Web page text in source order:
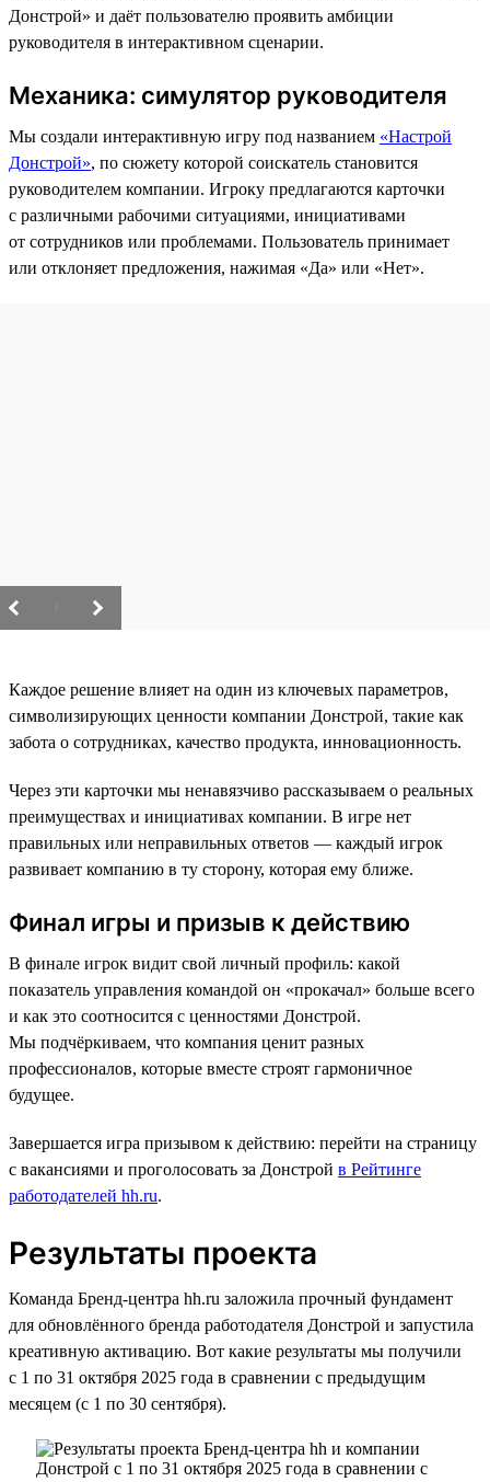
Донстрой» и даёт пользователю проявить амбиции
руководителя в интерактивном сценарии.
Механика: симулятор руководителя
Мы создали интерактивную игру под названием «Настрой
Донстрой», по сюжету которой соискатель становится
руководителем компании. Игроку предлагаются карточки
с различными рабочими ситуациями, инициативами
от сотрудников или проблемами. Пользователь принимает
или отклоняет предложения, нажимая «Да» или «Нет».
Каждое решение влияет на один из ключевых параметров,
символизирующих ценности компании Донстрой, такие как
забота о сотрудниках, качество продукта, инновационность.
Через эти карточки мы ненавязчиво рассказываем о реальных
преимуществах и инициативах компании. В игре нет
правильных или неправильных ответов — каждый игрок
развивает компанию в ту сторону, которая ему ближе.
Финал игры и призыв к действию
В финале игрок видит свой личный профиль: какой
показатель управления командой он «прокачал» больше всего
и как это соотносится с ценностями Донстрой.
Мы подчёркиваем, что компания ценит разных
профессионалов, которые вместе строят гармоничное
будущее.
Завершается игра призывом к действию: перейти на страницу
с вакансиями и проголосовать за Донстрой в Рейтинге
работодателей hh.ru.
Результаты проекта
Команда Бренд-центра hh.ru заложила прочный фундамент
для обновлённого бренда работодателя Донстрой и запустила
креативную активацию. Вот какие результаты мы получили
с 1 по 31 октября 2025 года в сравнении с предыдущим
месяцем (с 1 по 30 сентября).